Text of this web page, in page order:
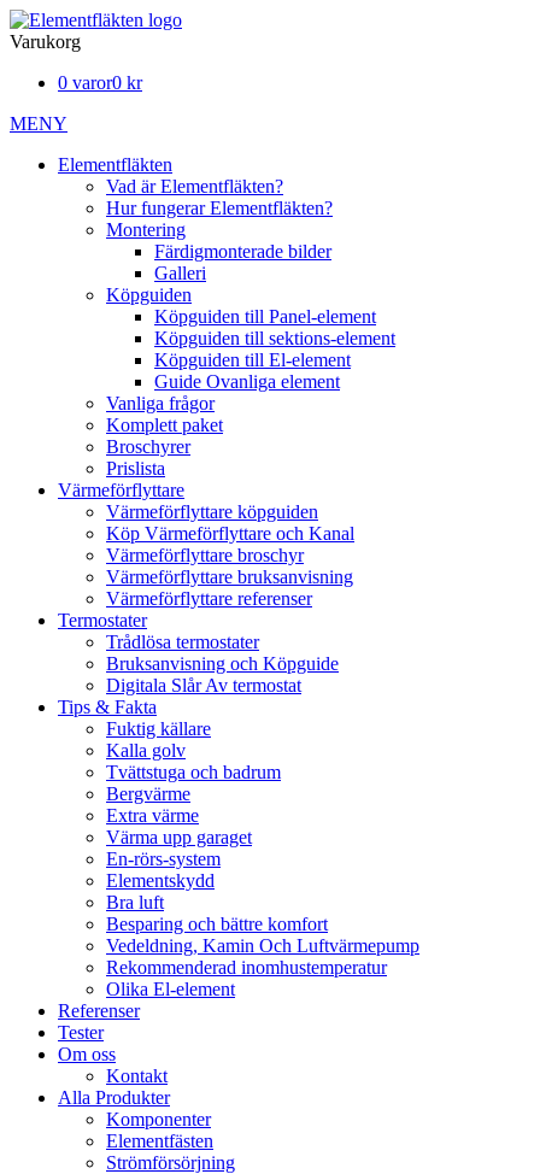
Varukorg
0 varor0 kr
MENY
Elementfläkten
Vad är Elementfläkten?
Hur fungerar Elementfläkten?
Montering
Färdigmonterade bilder
Galleri
Köpguiden
Köpguiden till Panel-element
Köpguiden till sektions-element
Köpguiden till El-element
Guide Ovanliga element
Vanliga frågor
Komplett paket
Broschyrer
Prislista
Värmeförflyttare
Värmeförflyttare köpguiden
Köp Värmeförflyttare och Kanal
Värmeförflyttare broschyr
Värmeförflyttare bruksanvisning
Värmeförflyttare referenser
Termostater
Trådlösa termostater
Bruksanvisning och Köpguide
Digitala Slår Av termostat
Tips & Fakta
Fuktig källare
Kalla golv
Tvättstuga och badrum
Bergvärme
Extra värme
Värma upp garaget
En-rörs-system
Elementskydd
Bra luft
Besparing och bättre komfort
Vedeldning, Kamin Och Luftvärmepump
Rekommenderad inomhustemperatur
Olika El-element
Referenser
Tester
Om oss
Kontakt
Alla Produkter
Komponenter
Elementfästen
Strömförsörjning